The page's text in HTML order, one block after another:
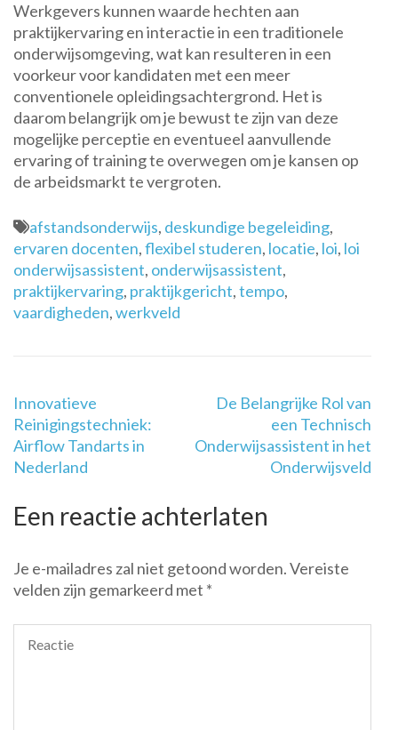
Werkgevers kunnen waarde hechten aan
praktijkervaring en interactie in een traditionele
onderwijsomgeving, wat kan resulteren in een
voorkeur voor kandidaten met een meer
conventionele opleidingsachtergrond. Het is
daarom belangrijk om je bewust te zijn van deze
mogelijke perceptie en eventueel aanvullende
ervaring of training te overwegen om je kansen op
de arbeidsmarkt te vergroten.
afstandsonderwijs, deskundige begeleiding,
ervaren docenten,flexibel studeren, locatie, loi, loi
onderwijsassistent, onderwijsassistent,
praktijkervaring, praktijkgericht,tempo,
vaardigheden,werkveld
Berichtnavigatie
Innovatieve
Reinigingstechniek:
Airflow Tandarts in
Nederland
De Belangrijke Rol van
een Technisch
Onderwijsassistent in het
Onderwijsveld
Een reactie achterlaten
Je e-mailadres zal niet getoond worden.Vereiste
velden zijn gemarkeerd met *